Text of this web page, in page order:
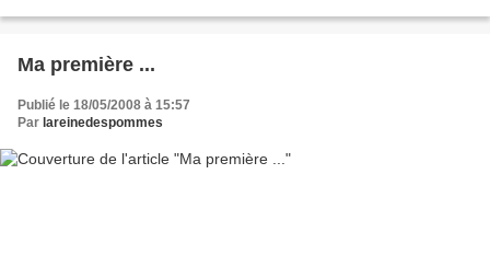
Ma première ...
Publié le 18/05/2008 à 15:57
Par lareinedespommes